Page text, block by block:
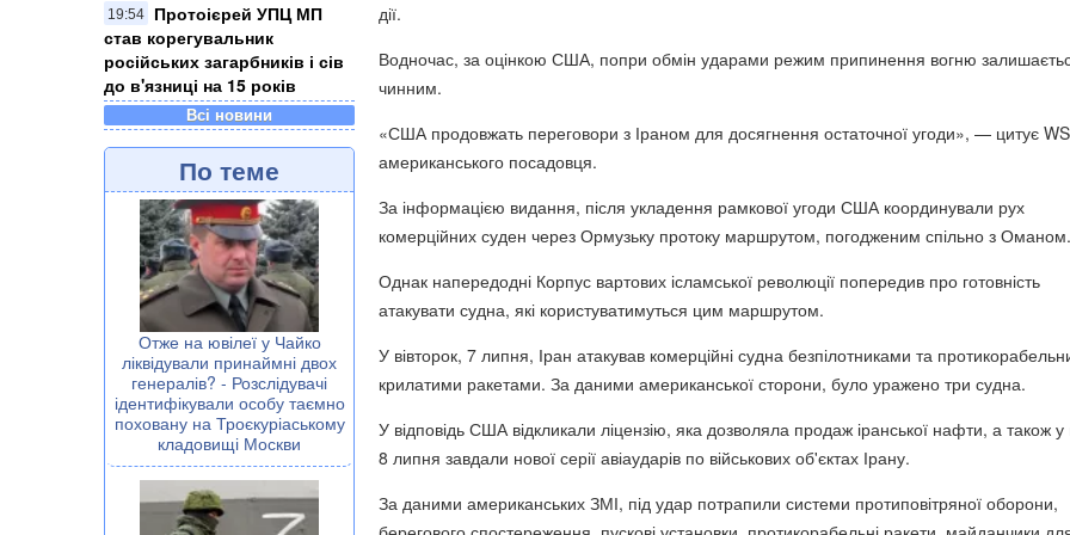
19:54
Протоієрей УПЦ МП
став корегувальник
російських загарбників і сів
до в'язниці на 15 років
Всі новини
По теме
Отже на ювілеї у Чайко
ліквідували принаймні двох
генералів? - Розслідувачі
ідентифікували особу таємно
поховану на Троєкуріаському
кладовищі Москви
дії.
Водночас, за оцінкою США, попри обмін ударами режим припинення вогню
чинним.
«США продовжать переговори з Іраном для досягнення остаточної угоди», — цитує
американського посадовця.
За інформацією видання, після укладення рамкової угоди США координували рух
комерційних суден через Ормузьку протоку маршрутом, погодженим спільно з Оманом.
Однак напередодні Корпус вартових ісламської революції попередив про готовність
атакувати судна, які користуватимуться цим маршрутом.
У вівторок, 7 липня, Іран атакував комерційні судна безпілотниками та
крилатими ракетами. За даними американської сторони, було уражено три судна.
У відповідь США відкликали ліцензію, яка дозволяла продаж іранської нафти, а також у
8 липня завдали нової серії авіаударів по військових об'єктах Ірану.
За даними американських ЗМІ, під удар потрапили системи протиповітряної оборони,